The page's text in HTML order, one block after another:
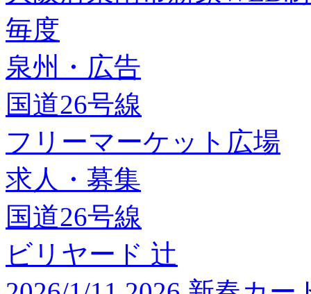
毎度
泉州・広告
国道26号線
フリーマーケット広場
求人・募集
国道26号線
ビリヤード 辻